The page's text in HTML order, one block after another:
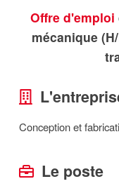
Offre d'emploi
mécanique
Conception et
Le poste